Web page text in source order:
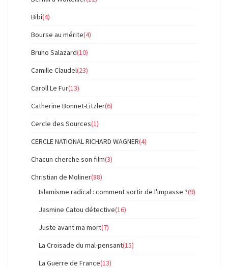
Bibi(4)
Bourse au mérite(4)
Bruno Salazard(10)
Camille Claudel(23)
Caroll Le Fur(13)
Catherine Bonnet-Litzler(6)
Cercle des Sources(1)
CERCLE NATIONAL RICHARD WAGNER(4)
Chacun cherche son film(3)
Christian de Moliner(88)
Islamisme radical : comment sortir de l'impasse ?(9)
Jasmine Catou détective(16)
Juste avant ma mort(7)
La Croisade du mal-pensant(15)
La Guerre de France(13)